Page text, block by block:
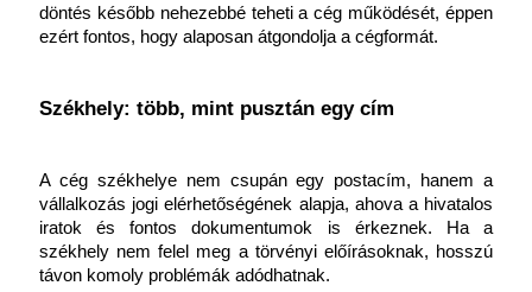
döntés később nehezebbé teheti a cég működését, éppen
ezért fontos, hogy alaposan átgondolja a cégformát.
Székhely: több, mint pusztán egy cím
A cég székhelye nem csupán egy postacím, hanem a
vállalkozás jogi elérhetőségének alapja, ahova a hivatalos
iratok és fontos dokumentumok is érkeznek. Ha a
székhely nem felel meg a törvényi előírásoknak, hosszú
távon komoly problémák adódhatnak.